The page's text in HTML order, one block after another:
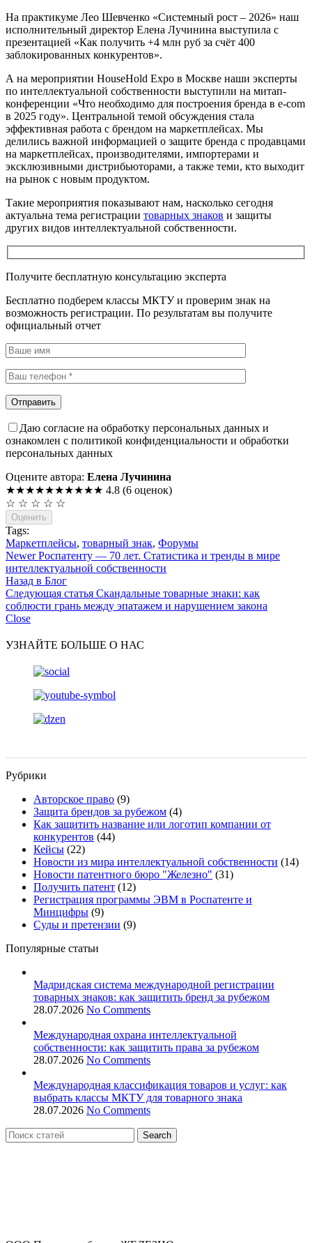
На практикуме Лео Шевченко «Системный рост – 2026» наш
исполнительный директор Елена Лучинина выступила с
презентацией «Как получить +4 млн руб за счёт 400
заблокированных конкурентов».
А на мероприятии HouseHold Expo в Москве наши эксперты
по интеллектуальной собственности выступили на митап-
конференции «Что необходимо для построения бренда в e-com
в 2025 году». Центральной темой обсуждения стала
эффективная работа с брендом на маркетплейсах. Мы
делились важной информацией о защите бренда с продавцами
на маркетплейсах, производителями, импортерами и
эксклюзивными дистрибьюторами, а также теми, кто выходит
на рынок с новым продуктом.
Такие мероприятия показывают нам, насколько сегодня
актуальна тема регистрации товарных знаков и защиты
других видов интеллектуальной собственности.
Получите бесплатную консультацию эксперта
Бесплатно подберем классы МКТУ и проверим знак на
возможность регистрации. По результатам вы получите
официальный отчет
Даю согласие на обработку персональных данных и
ознакомлен с политикой конфиденциальности и обработки
персональных данных
Оцените автора: Елена Лучинина
★★★★★★★★★★ 4.8 (6 оценок)
☆ ☆ ☆ ☆ ☆
Оценить
Tags:
Маркетплейсы, товарный знак, Форумы
Newer Роспатенту — 70 лет. Статистика и тренды в мире
интеллектуальной собственности
Назад в Блог
Следующая статья Скандальные товарные знаки: как
соблюсти грань между эпатажем и нарушением закона
Close
УЗНАЙТЕ БОЛЬШЕ О НАС
Рубрики
Авторское право (9)
Защита брендов за рубежом (4)
Как защитить название или логотип компании от
конкурентов (44)
Кейсы (22)
Новости из мира интеллектуальной собственности (14)
Новости патентного бюро "Железно" (31)
Получить патент (12)
Регистрация программы ЭВМ в Роспатенте и
Минцифры (9)
Суды и претензии (9)
Популярные статьи
Мадридская система международной регистрации
товарных знаков: как защитить бренд за рубежом
28.07.2026 No Comments
Международная охрана интеллектуальной
собственности: как защитить права за рубежом
28.07.2026 No Comments
Международная классификация товаров и услуг: как
выбрать классы МКТУ для товарного знака
28.07.2026 No Comments
Search